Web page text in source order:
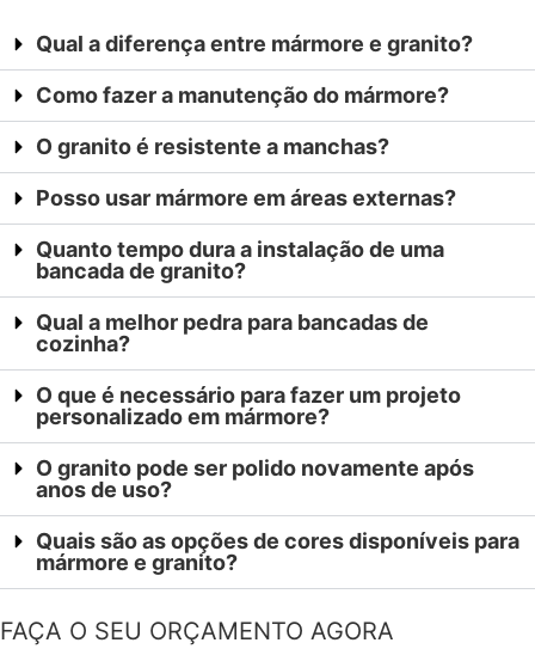
Qual a diferença entre mármore e granito?
Como fazer a manutenção do mármore?
O granito é resistente a manchas?
Posso usar mármore em áreas externas?
Quanto tempo dura a instalação de uma
bancada de granito?
Qual a melhor pedra para bancadas de
cozinha?
O que é necessário para fazer um projeto
personalizado em mármore?
O granito pode ser polido novamente após
anos de uso?
Quais são as opções de cores disponíveis para
mármore e granito?
FAÇA O SEU ORÇAMENTO AGORA